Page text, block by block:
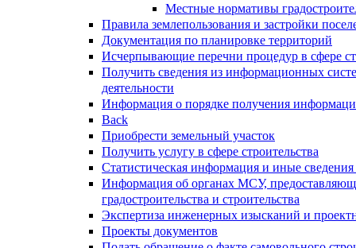
Местные нормативы
Правила землепользования и застройки
Документация по планировке территорий
Исчерпывающие перечни процедур в сфере
Получить сведения из информационных
деятельности
Информация о порядке получения
Back
Приобрести земельный участок
Получить услугу в сфере строительства
Статистическая информация и иные сведения
Информация об органах МСУ,
градостроительства и строительства
Экспертиза инженерных изысканий и
Проекты документов